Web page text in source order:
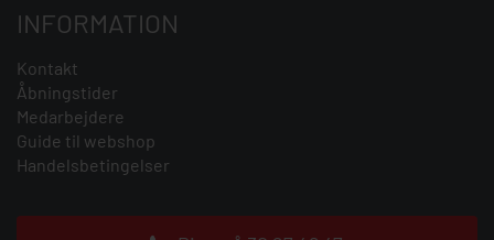
INFORMATION
Kontakt
Åbningstider
Medarbejdere
Guide til webshop
Handelsbetingelser